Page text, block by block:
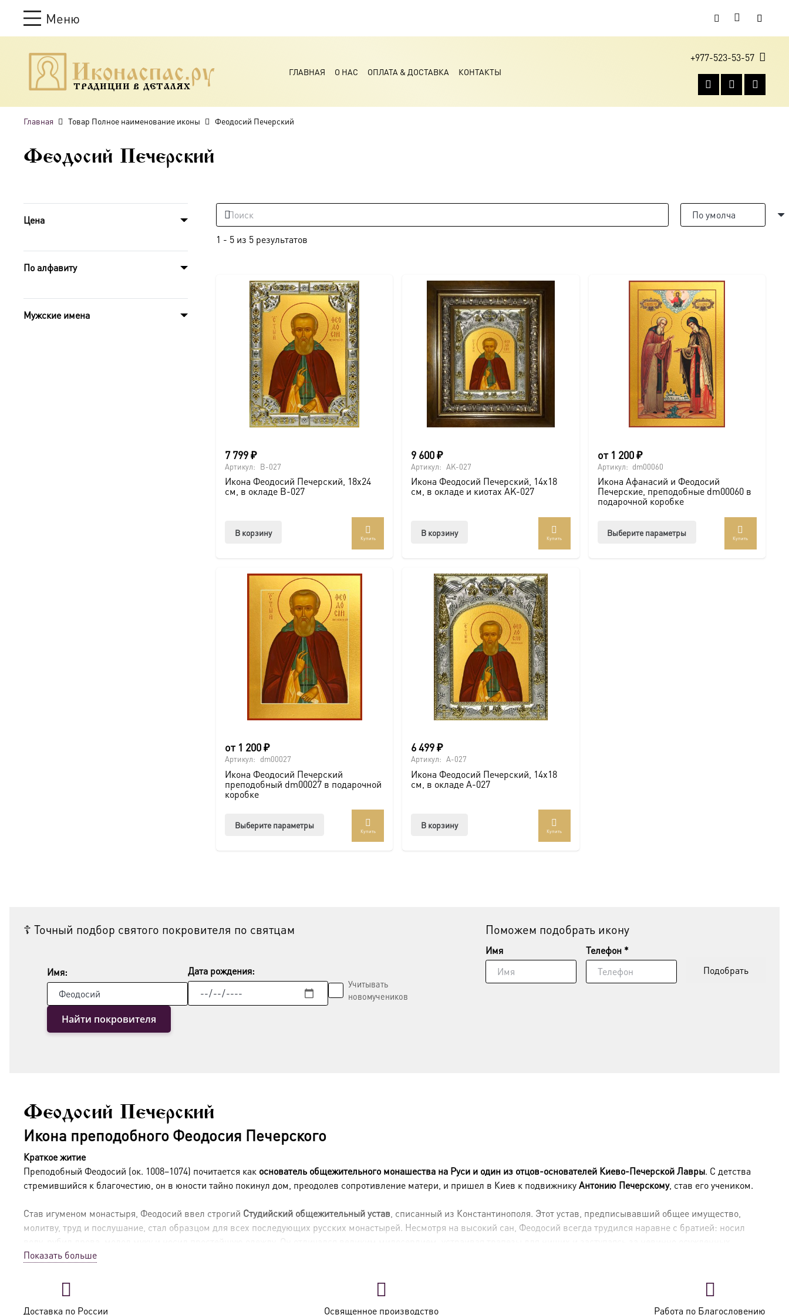
Меню
ТРАДИЦИИ В ДЕТАЛЯХ
ГЛАВНАЯ О НАС ОПЛАТА & ДОСТАВКА КОНТАКТЫ
+977-523-53-57
Главная Товар Полное наименование иконы Феодосий Печерский
Феодосий Печерский
Цена
По алфавиту
Мужские имена
1 - 5 из 5 результатов
7 799₽
Артикул: B-027
Икона Феодосий Печерский, 18х24
см, в окладе B-027
В корзину
Купить
9 600₽
Артикул: AK-027
Икона Феодосий Печерский, 14х18
см, в окладе и киотах AK-027
В корзину
Купить
от 1 200₽
Артикул: dm00060
Икона Афанасий и Феодосий
Печерские, преподобные dm00060 в
подарочной коробке
Выберите параметры
Купить
от 1 200₽
Артикул: dm00027
Икона Феодосий Печерский
преподобный dm00027 в подарочной
коробке
Выберите параметры
Купить
6 499₽
Артикул: A-027
Икона Феодосий Печерский, 14х18
см, в окладе A-027
В корзину
Купить
☦ Точный подбор святого покровителя по святцам
Имя: Дата рождения:
Учитывать
новомучеников
Найти покровителя
Поможем подобрать икону
Имя
Телефон *
Подобрать
Феодосий Печерский
Икона преподобного Феодосия Печерского
Краткое житие
Преподобный Феодосий (ок. 1008–1074) почитается как основатель общежительного монашества на Руси и один из отцов-основателей Киево-Печерской Лавры. С детства
стремившийся к благочестию, он в юности тайно покинул дом, преодолев сопротивление матери, и пришел в Киев к подвижникуАнтонию Печерскому, став его учеником.
Став игуменом монастыря, Феодосий ввел строгий Студийский общежительный устав , списанный из Константинополя. Этот устав, предписывавший общее имущество,
молитву, труд и послушание, стал образцом для всех последующих русских монастырей. Несмотря на высокий сан, Феодосий всегда трудился наравне с братией: носил
воду, рубил дрова, молол муку и носил простейшую одежду
. Он отличался великим милосердием, устраивая трапезы для нищих и заступаясь за невинно осужденных
Скончался преподобный в 1074 году, а его мощи были обретены нетленными в 1091 году
В чём помогает молитва преподобному Феодосию
Об укреплении в вере и monastic призвании , о даровании сил для несения монашеских и иноческих трудов.
Показать больше
Доставка по России Освященное производство Работа по Благословению